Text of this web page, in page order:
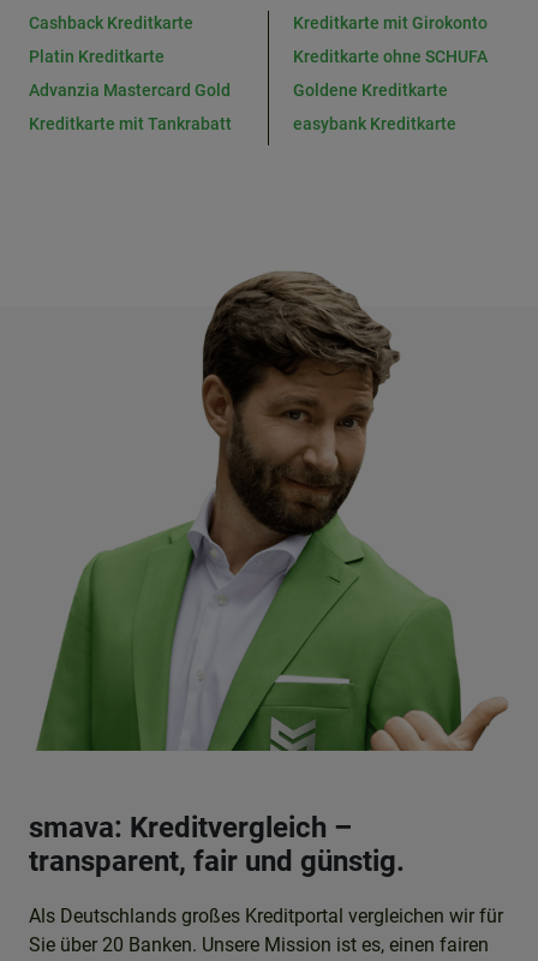
Cashback Kreditkarte
Kreditkarte mit Girokonto
Platin Kreditkarte
Kreditkarte ohne SCHUFA
Advanzia Mastercard Gold
Goldene Kreditkarte
Kreditkarte mit Tankrabatt
easybank Kreditkarte
smava: Kreditvergleich –
transparent, fair und günstig.
Als Deutschlands großes Kreditportal vergleichen wir für
Sie über 20 Banken. Unsere Mission ist es, einen fairen